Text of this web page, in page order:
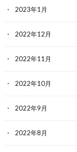
2023年1月
2022年12月
2022年11月
2022年10月
2022年9月
2022年8月